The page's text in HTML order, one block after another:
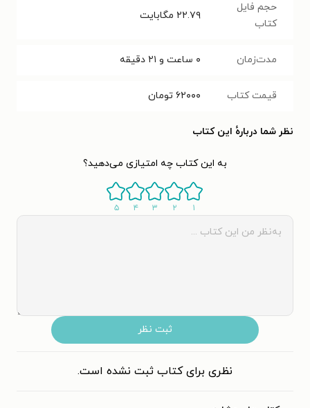
حجم فایل
کتاب
۲۲.۷۹ مگابایت
مدت‌زمان ۰ ساعت و ۲۱ دقیقه
قیمت کتاب ۶۲۰۰۰ تومان
نظر شما دربارهٔ این کتاب
به این کتاب چه امتیازی می‌دهید؟
۱ ۲ ۳ ۴ ۵
ثبت نظر
نظری برای کتاب ثبت نشده است.